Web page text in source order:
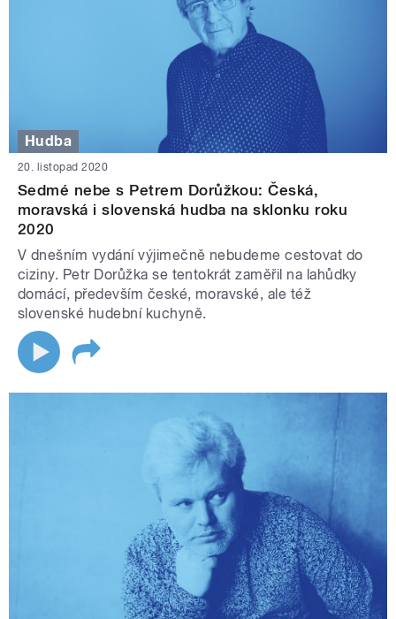
Hudba
20. listopad 2020
Sedmé nebe s Petrem Dorůžkou: Česká,
moravská i slovenská hudba na sklonku roku
2020
V dnešním vydání výjimečně nebudeme cestovat do
ciziny. Petr Dorůžka se tentokrát zaměřil na lahůdky
domácí, především české, moravské, ale též
slovenské hudební kuchyně.